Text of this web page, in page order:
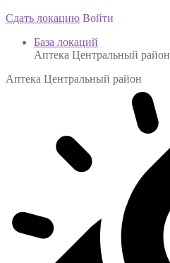
Сдать локацию Войти
База локаций
Аптека Центральный район
Аптека Центральный район